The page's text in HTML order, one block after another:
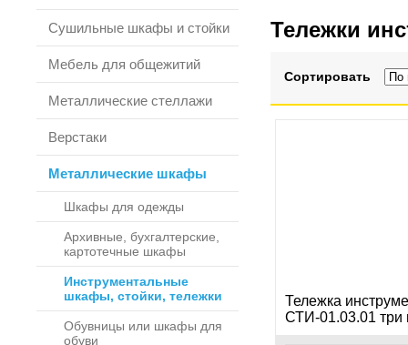
Сушильные шкафы и стойки
Мебель для общежитий
Металлические стеллажи
Верстаки
Металлические шкафы
Шкафы для одежды
Архивные, бухгалтерские,
картотечные шкафы
Инструментальные
шкафы, стойки, тележки
Обувницы или шкафы для
обуви
Тележки
Сортировать
Тележка
СТИ-01.03.01 три